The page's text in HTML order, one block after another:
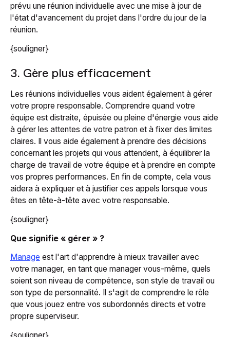
prévu une réunion individuelle avec une mise à jour de
l'état d'avancement du projet dans l'ordre du jour de la
réunion.
{souligner}
3. Gère plus efficacement
Les réunions individuelles vous aident également à gérer
votre propre responsable. Comprendre quand votre
équipe est distraite, épuisée ou pleine d'énergie vous aide
à gérer les attentes de votre patron et à fixer des limites
claires. Il vous aide également à prendre des décisions
concernant les projets qui vous attendent, à équilibrer la
charge de travail de votre équipe et à prendre en compte
vos propres performances. En fin de compte, cela vous
aidera à expliquer et à justifier ces appels lorsque vous
êtes en tête-à-tête avec votre responsable.
{souligner}
Que signifie « gérer » ?
Manage est l'art d'apprendre à mieux travailler avec
votre manager, en tant que manager vous-même, quels
soient son niveau de compétence, son style de travail ou
son type de personnalité. Il s'agit de comprendre le rôle
que vous jouez entre vos subordonnés directs et votre
propre superviseur.